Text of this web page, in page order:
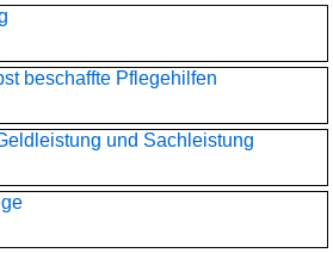
beschaffte Pflegehilfen
und Sachleistung